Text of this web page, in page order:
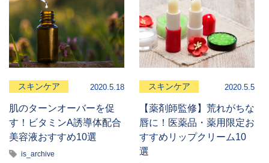
スキンケア 2020.5.18
肌のターンオーバーを促
す！ビタミンA誘導体配合
美容液おすすめ10選
is_archive
スキンケア 2020.5.5
【薬剤師監修】荒れがちな
唇に！医薬品・薬用限定お
すすめリップクリーム10
選